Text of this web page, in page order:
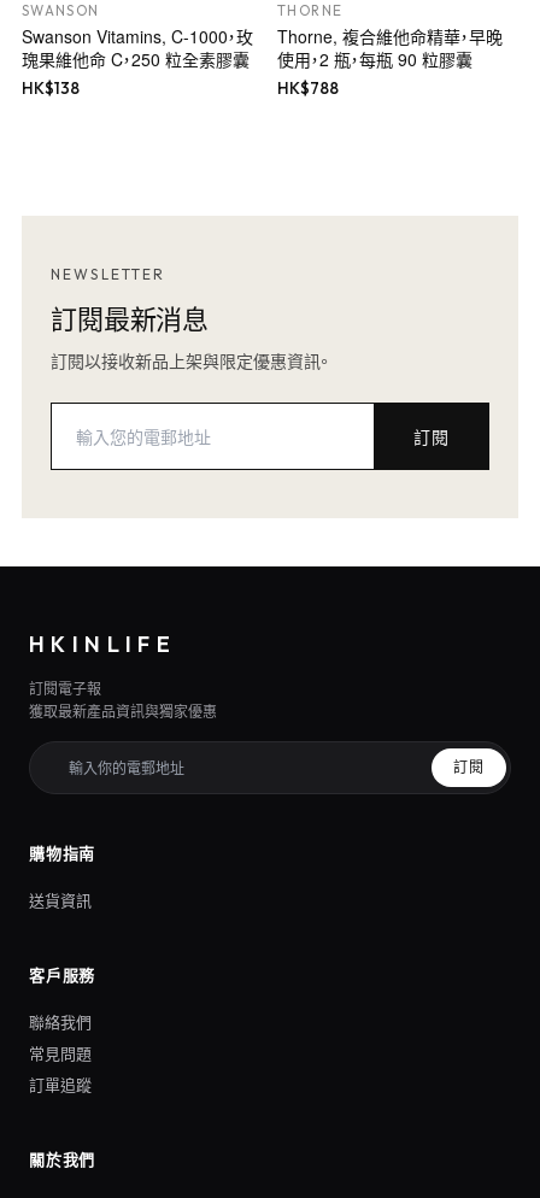
SWANSON
Swanson Vitamins, C-1000，玫
瑰果維他命 C，250 粒全素膠囊
HK$138
THORNE
Thorne, 複合維他命精華，早晚
使用，2 瓶，每瓶 90 粒膠囊
HK$788
NEWSLETTER
訂閱最新消息
訂閱以接收新品上架與限定優惠資訊。
訂閱
HKINLIFE
訂閱電子報
獲取最新產品資訊與獨家優惠
訂閱
購物指南
送貨資訊
客戶服務
聯絡我們
常見問題
訂單追蹤
關於我們